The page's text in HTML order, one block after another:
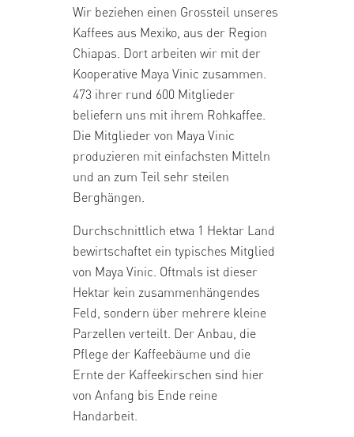
Wir beziehen einen Grossteil unseres
Kaffees aus Mexiko, aus der Region
Chiapas. Dort arbeiten wir mit der
Kooperative Maya Vinic zusammen.
473 ihrer rund 600 Mitglieder
beliefern uns mit ihrem Rohkaffee.
Die Mitglieder von Maya Vinic
produzieren mit einfachsten Mitteln
und an zum Teil sehr steilen
Berghängen.
Durchschnittlich etwa 1 Hektar Land
bewirtschaftet ein typisches Mitglied
von Maya Vinic. Oftmals ist dieser
Hektar kein zusammenhängendes
Feld, sondern über mehrere kleine
Parzellen verteilt. Der Anbau, die
Pflege der Kaffeebäume und die
Ernte der Kaffeekirschen sind hier
von Anfang bis Ende reine
Handarbeit.